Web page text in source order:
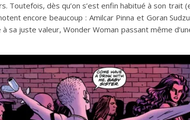
Toutefois, dès qu’on s’est enfin habitué à son
encore beaucoup : Amilcar Pinna et Goran
sa juste valeur, Wonder Woman passant même